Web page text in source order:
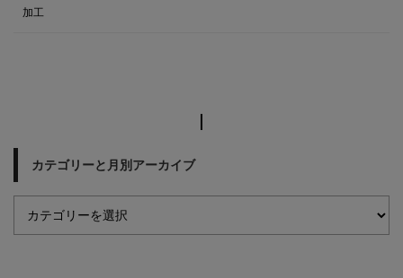
加工
カテゴリーと月別アーカイブ